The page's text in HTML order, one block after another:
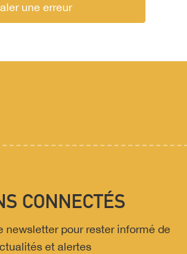
une erreur
CONNECTÉS
newsletter pour rester informé de
et alertes